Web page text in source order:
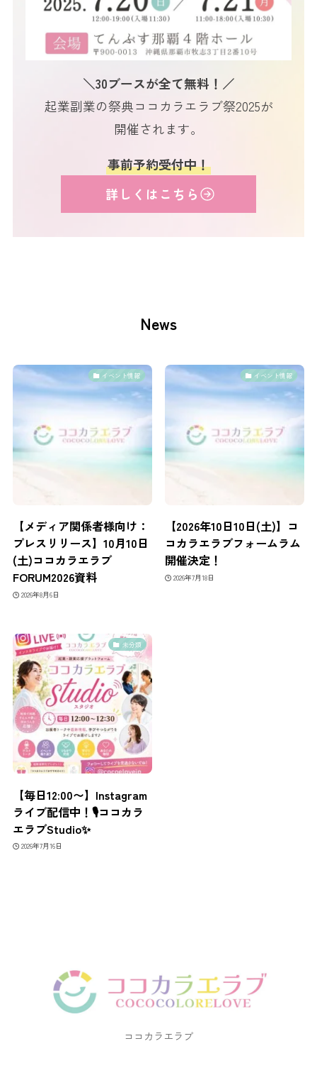
＼30ブースが全て無料！／
起業副業の祭典ココカラエラブ祭2025が
開催されます。
事前予約受付中！
詳しくはこちら
News
イベント情報
【メディア関係者様向け：
プレスリリース】10月10日
(土)ココカラエラブ
FORUM2026資料
2026年8月6日
イベント情報
【2026年10日10日(土)】コ
コカラエラブフォームラム
開催決定！
2026年7月18日
未分類
【毎日12:00〜】Instagram
ライブ配信中！🎙ココカラ
エラブStudio✨
2026年7月16日
ココカラエラブ